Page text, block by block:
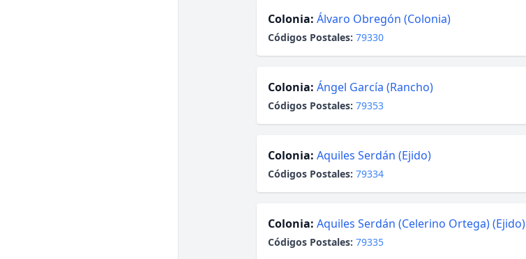
Colonia: Álvaro Obregón (Colonia)
Códigos Postales: 79330
Colonia: Ángel García (Rancho)
Códigos Postales: 79353
Colonia: Aquiles Serdán (Ejido)
Códigos Postales: 79334
Colonia: Aquiles Serdán (Celerino Ortega) (Ejido)
Códigos Postales: 79335